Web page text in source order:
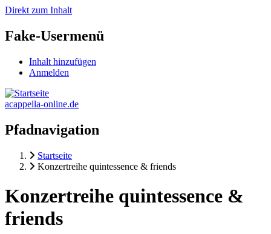
Direkt zum Inhalt
Fake-Usermenü
Inhalt hinzufügen
Anmelden
acappella-online.de
Pfadnavigation
Startseite
Konzertreihe quintessence & friends
Konzertreihe quintessence &
friends